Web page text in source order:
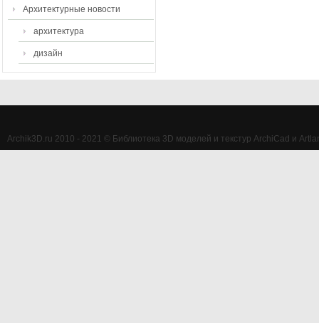
Архитектурные новости
архитектура
дизайн
Archik3D.ru 2010 - 2021 © Библиотека 3D моделей и текстур ArchiCad и